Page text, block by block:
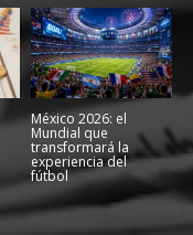
México 2026: el
Mundial que
transformará la
experiencia del
fútbol